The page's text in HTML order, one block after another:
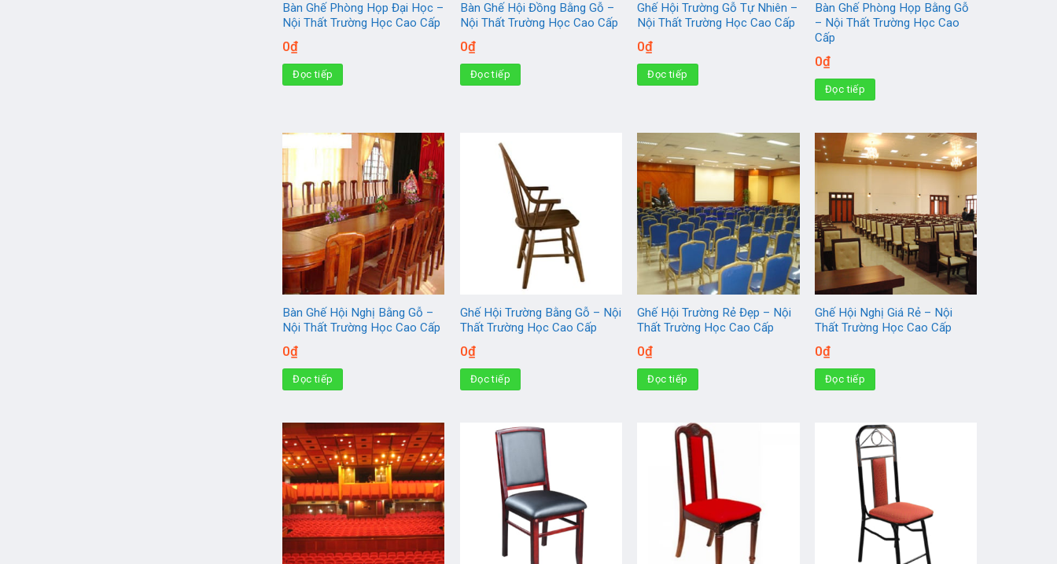
Bàn Ghế Phòng Họp Đại Học –
Nội Thất Trường Học Cao Cấp
0₫
Đọc tiếp
Bàn Ghế Hội Đồng Bằng Gỗ –
Nội Thất Trường Học Cao Cấp
0₫
Đọc tiếp
Ghế Hội Trường Gỗ Tự Nhiên –
Nội Thất Trường Học Cao Cấp
0₫
Đọc tiếp
Bàn Ghế Phòng Họp Bằng Gỗ
– Nội Thất Trường Học Cao
Cấp
0₫
Đọc tiếp
Bàn Ghế Hội Nghị Bằng Gỗ –
Nội Thất Trường Học Cao Cấp
0₫
Đọc tiếp
Ghế Hội Trường Bằng Gỗ – Nội
Thất Trường Học Cao Cấp
0₫
Đọc tiếp
Ghế Hội Trường Rẻ Đẹp – Nội
Thất Trường Học Cao Cấp
0₫
Đọc tiếp
Ghế Hội Nghị Giá Rẻ – Nội
Thất Trường Học Cao Cấp
0₫
Đọc tiếp